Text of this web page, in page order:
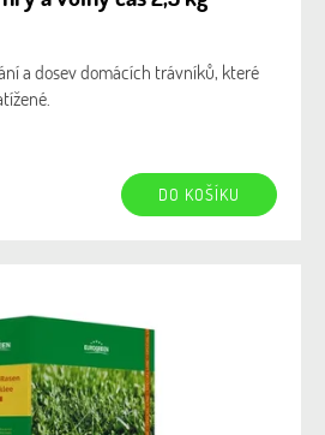
a dosev domácích trávníků, které
DO KOŠÍKU